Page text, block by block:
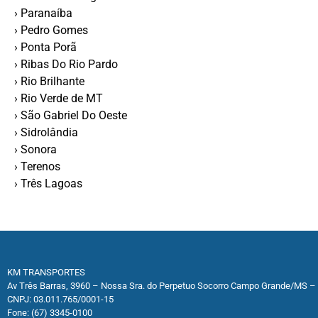
› Paranaíba
› Pedro Gomes
› Ponta Porã
› Ribas Do Rio Pardo
› Rio Brilhante
› Rio Verde de MT
› São Gabriel Do Oeste
› Sidrolândia
› Sonora
› Terenos
› Três Lagoas
KM TRANSPORTES
Av Três Barras, 3960 – Nossa Sra. do Perpetuo Socorro Campo Grande/MS –
CNPJ: 03.011.765/0001-15
Fone: (67) 3345-0100